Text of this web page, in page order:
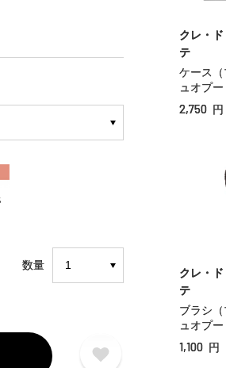
数量
クレ・
テ
ケース
ュオプー
2,750 円
クレ・
テ
ブラシ
ュオプー
1,100 円